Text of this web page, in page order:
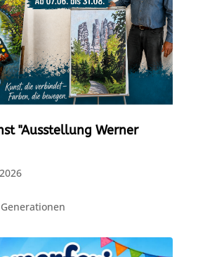
"Ausstellung Werner